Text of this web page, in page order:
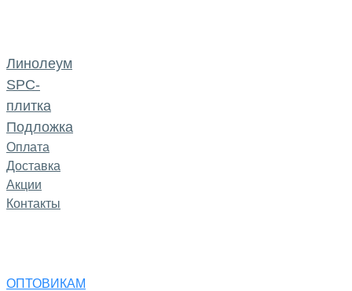
Линолеум
SPC-
плитка
Подложка
Оплата
Доставка
Акции
Контакты
ОПТОВИКАМ